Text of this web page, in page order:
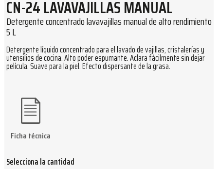
CN-24 LAVAVAJILLAS MANUAL
Detergente concentrado lavavajillas manual de alto rendimiento
5 L
Detergente líquido concentrado para el lavado de vajillas, cristalerías y
utensilios de cocina. Alto poder espumante. Aclara fácilmente sin dejar
película. Suave para la piel. Efecto dispersante de la grasa.
Selecciona la cantidad
Ficha técnica